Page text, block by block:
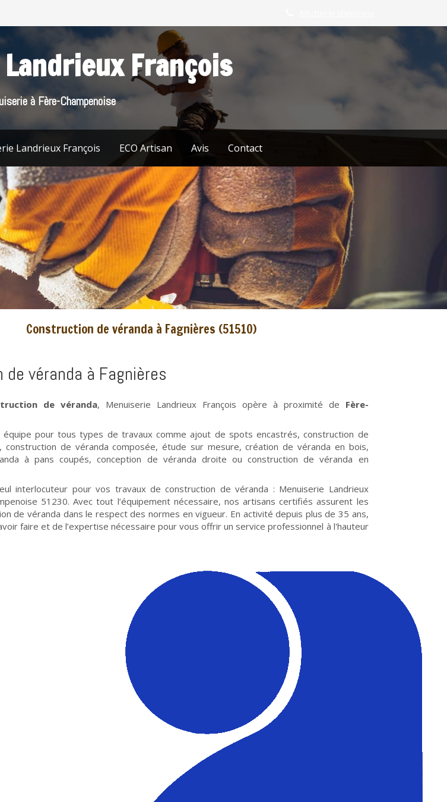
Landrieux François ECO Artisan Avis Contact
François
à Fère-Champenoise
Construction de véranda à Fagnières (51510)
véranda à Fagnières
de véranda, Menuiserie Landrieux François opère à proximité de Fère-
équipe pour tous types de travaux comme ajout de spots encastrés, construction de
construction de véranda composée, étude sur mesure, création de véranda en bois,
à pans coupés, conception de véranda droite ou construction de véranda en
interlocuteur pour vos travaux de construction de véranda : Menuiserie Landrieux
51230. Avec tout l’équipement nécessaire, nos artisans certifiés assurent les
de véranda dans le respect des normes en vigueur. En activité depuis plus de 35 ans,
faire et de l’expertise nécessaire pour vous offrir un service professionnel à l'hauteur